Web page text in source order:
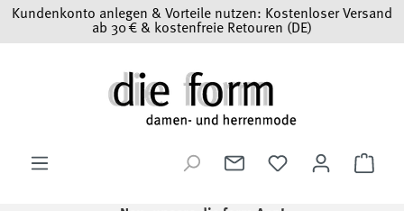
Zum Hauptinhalt springen
Kundenkonto anlegen & Vorteile nutzen: Kostenloser Versand
ab 30 € & kostenfreie Retouren (DE)